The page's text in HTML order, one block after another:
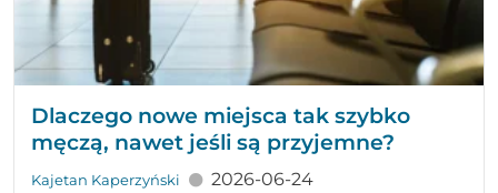
Dlaczego nowe miejsca tak szybko
męczą, nawet jeśli są przyjemne?
Kajetan Kaperzyński 2026-06-24